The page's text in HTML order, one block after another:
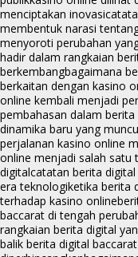
menciptakan inovasi
membentuk narasi
menyoroti perubahan
hadir dalam rangkaian
berkembangbagaimana
berkaitan dengan kasino
online kembali menjadi
pembahasan dalam
dinamika baru yang
perjalanan kasino online
online menjadi salah satu
digitalcatatan berita
era teknologiketika berita
terhadap kasino online
baccarat di tengah
rangkaian berita digital
balik berita digital